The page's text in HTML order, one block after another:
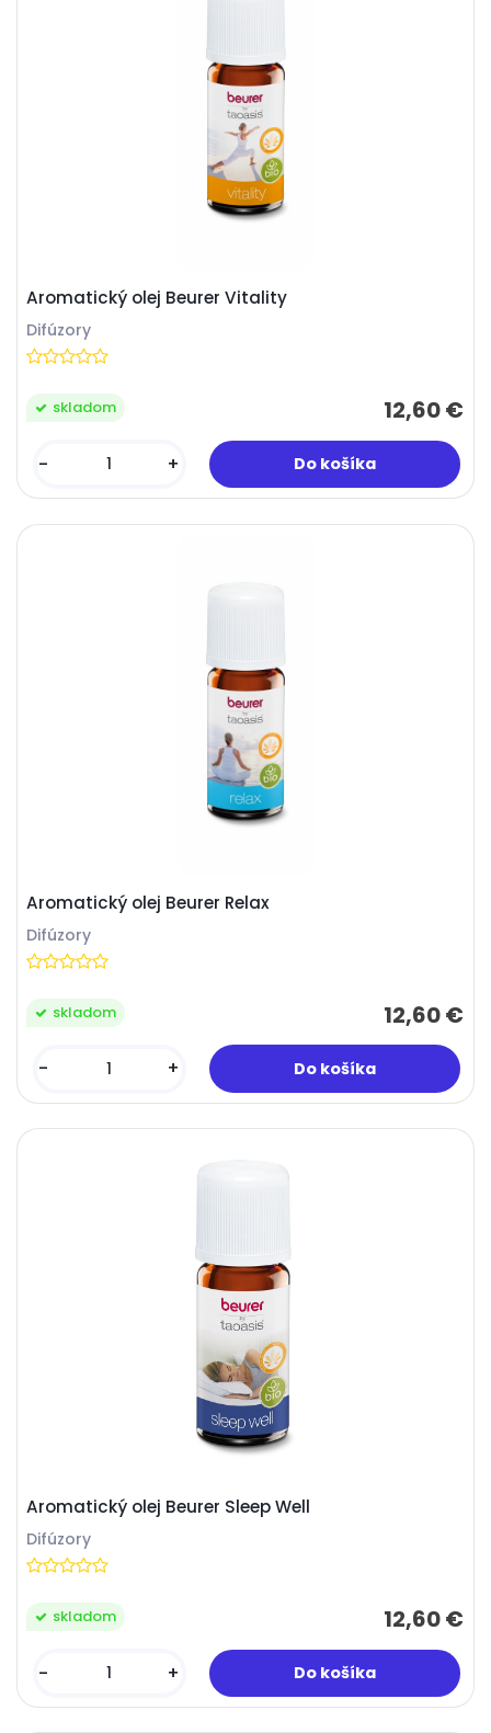
Aromatický olej Beurer Vitality
Difúzory
12,60 €
skladom
- +
Aromatický olej Beurer Relax
Difúzory
12,60 €
skladom
- +
Aromatický olej Beurer Sleep Well
Difúzory
12,60 €
skladom
- +